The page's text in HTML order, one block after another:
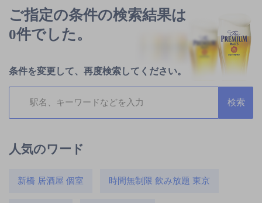
ご指定の条件の検索結果は
0件でした。
条件を変更して、再度検索してください。
人気のワード
新橋 居酒屋 個室 時間無制限 飲み放題 東京